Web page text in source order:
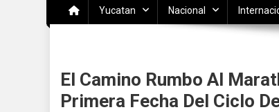
Yucatan Nacional
El Camino Rumbo Al
Primera Fecha Del Ciclo